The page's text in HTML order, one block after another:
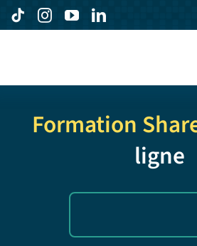
Passer
au
Formation
ligne